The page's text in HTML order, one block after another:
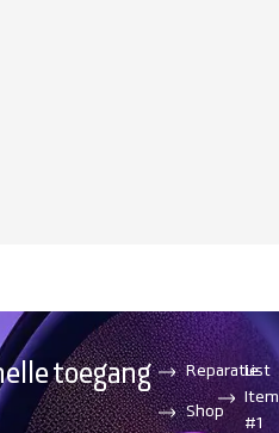
toegang
Reparatie
Shop
List
Item
#1